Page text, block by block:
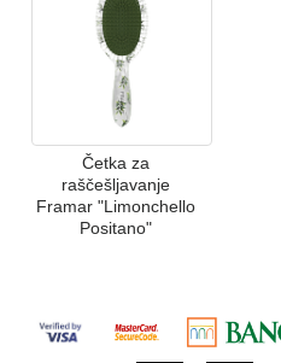
Četka za
raščešljavanje
Framar "Limonchello
Positano"